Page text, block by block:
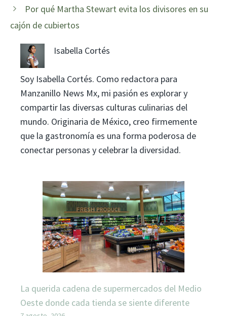
Por qué Martha Stewart evita los divisores en su
cajón de cubiertos
Isabella Cortés
Soy Isabella Cortés. Como redactora para
Manzanillo News Mx, mi pasión es explorar y
compartir las diversas culturas culinarias del
mundo. Originaria de México, creo firmemente
que la gastronomía es una forma poderosa de
conectar personas y celebrar la diversidad.
La querida cadena de supermercados del Medio
Oeste donde cada tienda se siente diferente